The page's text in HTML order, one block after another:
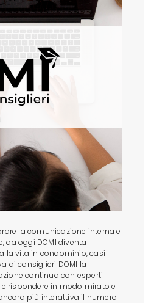
la comunicazione interna e
da oggi DOMI diventa
vita in condominio, casi
ai consiglieri DOMI la
continua con esperti
rispondere in modo mirato e
più interattiva il numero